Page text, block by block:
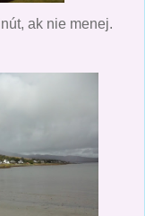
ak nie menej.